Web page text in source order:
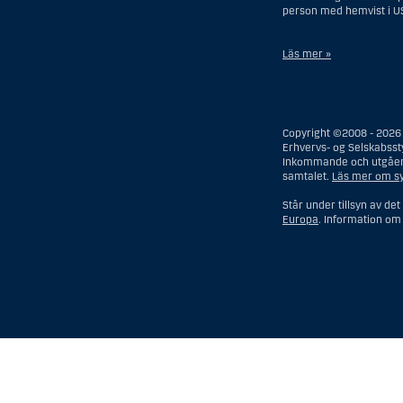
person med hemvist i
Läs mer »
person som saknar
boutredningsman, om
förvaltning och som
förvaltare, om inte
När det gäller
Copyright ©2008 - 2026
Erhvervs- og
Inkommande och
samtalet. Läs mer om
Står under tillsyn av det
Europa. Information om